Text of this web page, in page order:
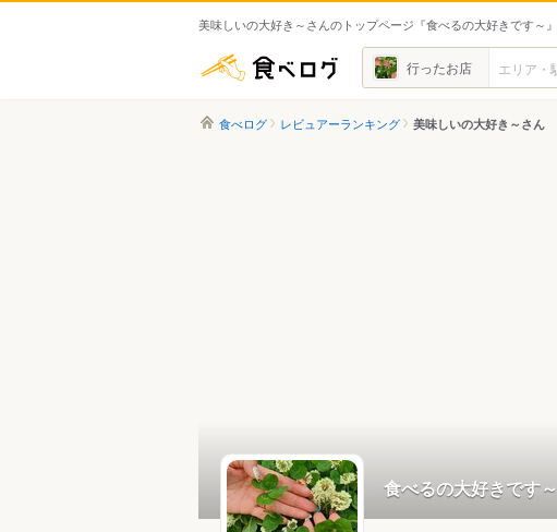
美味しいの大好き～さんのトップページ『食べるの大好きです～』
食べログ 行ったお店
食べログ レビュアーランキング 美味しいの大好き～さん
食べるの大好きです～